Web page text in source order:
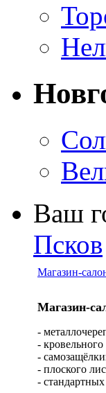
Ваш
Псков
Магазин-
Магазин-
-
-
-
- плоского
-